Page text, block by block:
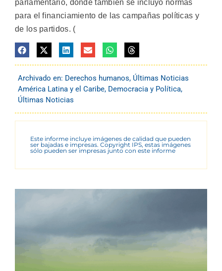
parlamentario, donde también se incluyó normas
para el financiamiento de las campañas políticas y
de los partidos. (
Archivado en: Derechos humanos, Últimas Noticias
América Latina y el Caribe, Democracia y Política,
Últimas Noticias
Este informe incluye imágenes de calidad que pueden
ser bajadas e impresas. Copyright IPS, estas imágenes
sólo pueden ser impresas junto con este informe